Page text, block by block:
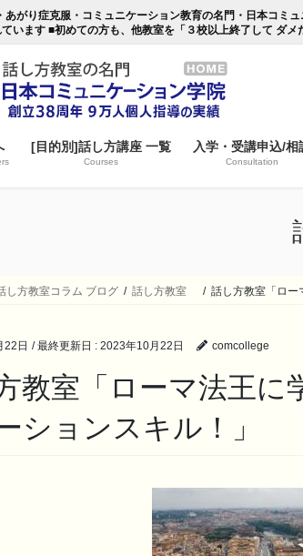
あがり症克服・コミュニケーション教育の名門・日本コミ
います ■初めての方も、他教室を「３校以上終了して ダ
[目的別]話し方講座 一覧
Courses
入学・受講申込/相
Consultation
し方教室コラム ブログ 話し方教室 話し方教室「ロー
22日 / 最終更新日 : 2023年10月22日 comcollege
教室「ローマ法王に
ションスキル！」